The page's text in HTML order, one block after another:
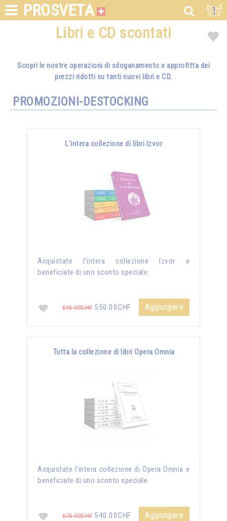
PROSVETA 1
Libri e CD scontati
Scopri le nostre operazioni di sdoganamento e approfitta dei
prezzi ridotti su tanti nuovi libri e CD.
PROMOZIONI-DESTOCKING
L'intera collezione di libri Izvor
Acquistate l'intera collezione Izvor e
beneficiate di uno sconto speciale.
616.00CHF550.00CHF Aggiungere
Tutta la collezione di libri Opera Omnia
Acquistate l'intera collezione di Opera Omnia e
beneficiate di uno sconto speciale.
676.00CHF540.00CHF Aggiungere